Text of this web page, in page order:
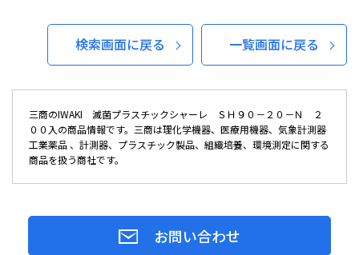
検索画面に戻る 一覧画面に戻る
三商のIWAKI 滅菌プラスチックシャーレ ＳＨ９０－２０－Ｎ ２
００入の商品情報です。三商は理化学機器、医療用機器、気象計測器
工業薬品 、計測器、プラスチック製品、組織培養、環境測定に関する
商品を扱う商社です。
お問い合わせ